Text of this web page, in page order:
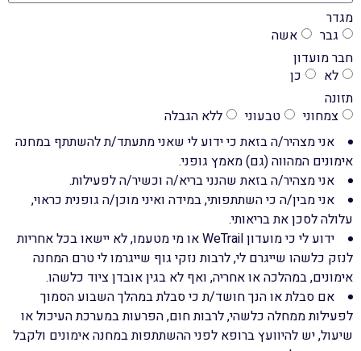
מגדר
גבר
אשה
חבר מועדון
לא
כן
תזונה
צמחוני
טבעוני
ללא הגבלה
אני מצהיר/ה בזאת כי ידוע לי שאני מתעתד/ת להשתתף במחנה
אימונים המהווה (גם) מאמץ גופני.
אני מצהיר/ה בזאת שהנני בריא/ה וכשיר/ה לפעילות.
אני מבין/ה כי השתתפותי, במידה ואיני מוכן/ה גופנית כראוי,
עלולה לסכן את בריאותי.
ידוע לי כי מועדון WeTrail או מי מטעמו, לא יישאו בכל אחריות
לנזק כלשהו שייגרם לי, לרבות נזקי גוף שייגרמו לי טרם המחנה
אימונים, במהלכה או אחריה, ואף לא בגין אובדן ציוד כלשהו.
אם סבלת או הנך חושד/ת כי סבלת במהלך השבוע הסמוך
לפעילות ממחלה כלשהי, לרבות חום, הפרעות במערכת העיכול או
שיעול, יש להיוועץ ברופא לפני ההשתתפות במחנה אימונים ולקבל